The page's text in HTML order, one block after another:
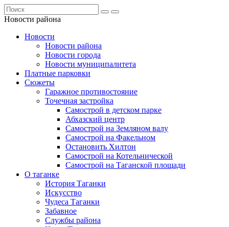
Новости района
Новости
Новости района
Новости города
Новости муниципалитета
Платные парковки
Сюжеты
Гаражное противостояние
Точечная застройка
Самострой в детском парке
Абхазский центр
Самострой на Земляном валу
Самострой на Факельном
Остановить Хилтон
Самострой на Котельнической
Самострой на Таганской площади
О таганке
История Таганки
Искусство
Чудеса Таганки
Забавное
Службы района